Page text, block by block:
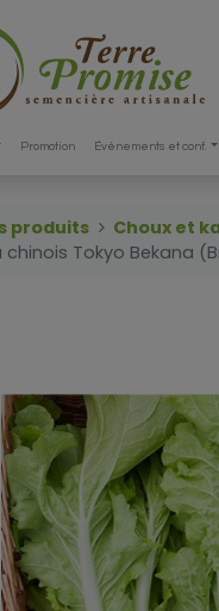
Promotion Événements et conf.
produits
Choux et
chinois Tokyo Bekana